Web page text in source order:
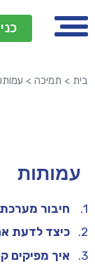
בית > תמיכה>
עמותות
חיבור מערכת Invoice-Maven לעמותות ישראל ​
כיצד לדעת
איך מפיקים